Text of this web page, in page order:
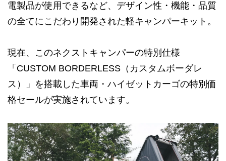
電製品が使用できるなど、デザイン性・機能・品質
の全てにこだわり開発された軽キャンパーキット。
現在、このネクストキャンパーの特別仕様
「CUSTOM BORDERLESS（カスタムボーダレ
ス）」を搭載した車両・ハイゼットカーゴの特別価
格セールが実施されています。